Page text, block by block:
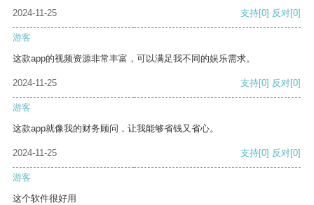
2024-11-25 支持[0] 反对[0]
游客
这款app的视频资源非常丰富，可以满足我不同的娱乐需求。
2024-11-25 支持[0] 反对[0]
游客
这款app就像我的财务顾问，让我能够省钱又省心。
2024-11-25 支持[0] 反对[0]
游客
这个软件很好用